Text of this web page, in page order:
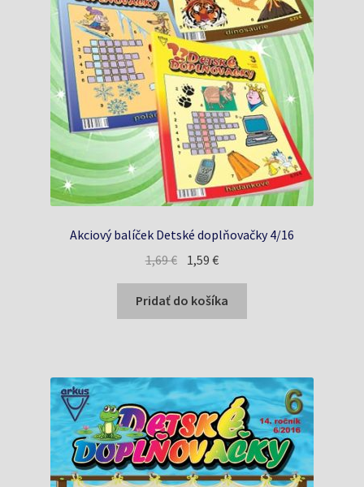
Akciový balíček Detské doplňovačky 4/16
1,69€ Pôvodná
bola:
1,69 €.
1,59€Aktuálna
je:
1,59 €.
Pridať do košíka